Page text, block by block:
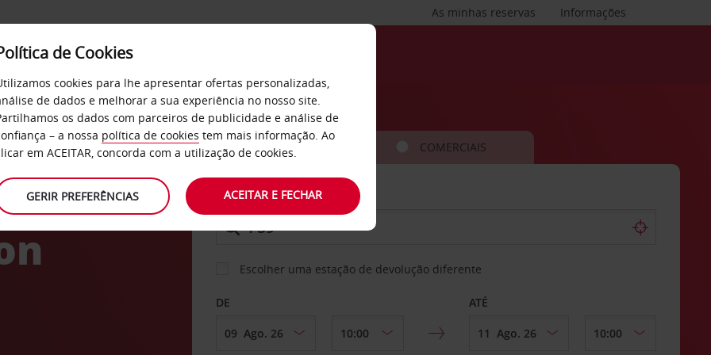
Informações
As minhas reservas
SERVIÇOS EMPRESAS
CARRO COMERCIAIS
LEVANTAR EM
Escolher uma estação de devolução diferente
DE ATÉ
de Cookies
cookies para lhe apresentar ofertas personalizadas,
de dados e melhorar a sua experiência no nosso site.
os dados com parceiros de publicidade e análise de
– a nossa política de cookies tem mais informação. Ao
em ACEITAR, concorda com a utilização de cookies.
GERIR PREFERÊNCIAS ACEITAR E FECHAR